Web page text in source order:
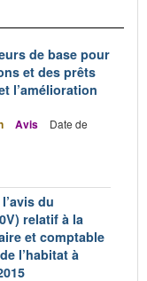
de base pour
et des prêts
l’amélioration
Avis
Date de
du
relatif à la
et comptable
l’habitat à